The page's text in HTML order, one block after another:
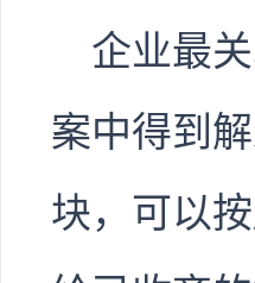
企业最
案中得到
块，可以